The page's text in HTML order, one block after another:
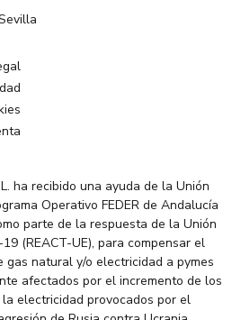
ha recibido una ayuda de la Unión
Operativo FEDER de Andalucía
parte de la respuesta de la Unión
(REACT-UE), para compensar el
natural y/o electricidad a pymes
afectados por el incremento de los
electricidad provocados por el